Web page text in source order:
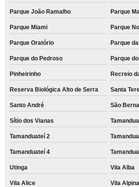
Parque João Ramalho Parque
Parque Miami Parque
Parque Oratório Parque
Parque do Pedroso Parque
Pinheirinho Recreio
Reserva Biológica Alto de Serra Santa
Santo André São
Sítio dos Vianas
Tamanduateí 2
Tamanduateí 4
Utinga Vila Alba
Vila Alice Vila Alpina